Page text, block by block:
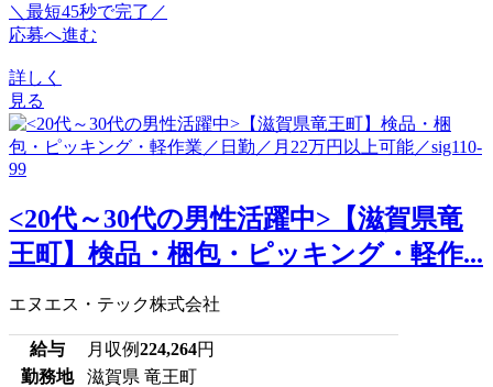
＼最短45秒で完了／
応募へ進む
詳しく
見る
<20代～30代の男性活躍中>【滋賀県竜
王町】検品・梱包・ピッキング・軽作...
エヌエス・テック株式会社
給与 月収例224,264円
勤務地
滋賀県 竜王町